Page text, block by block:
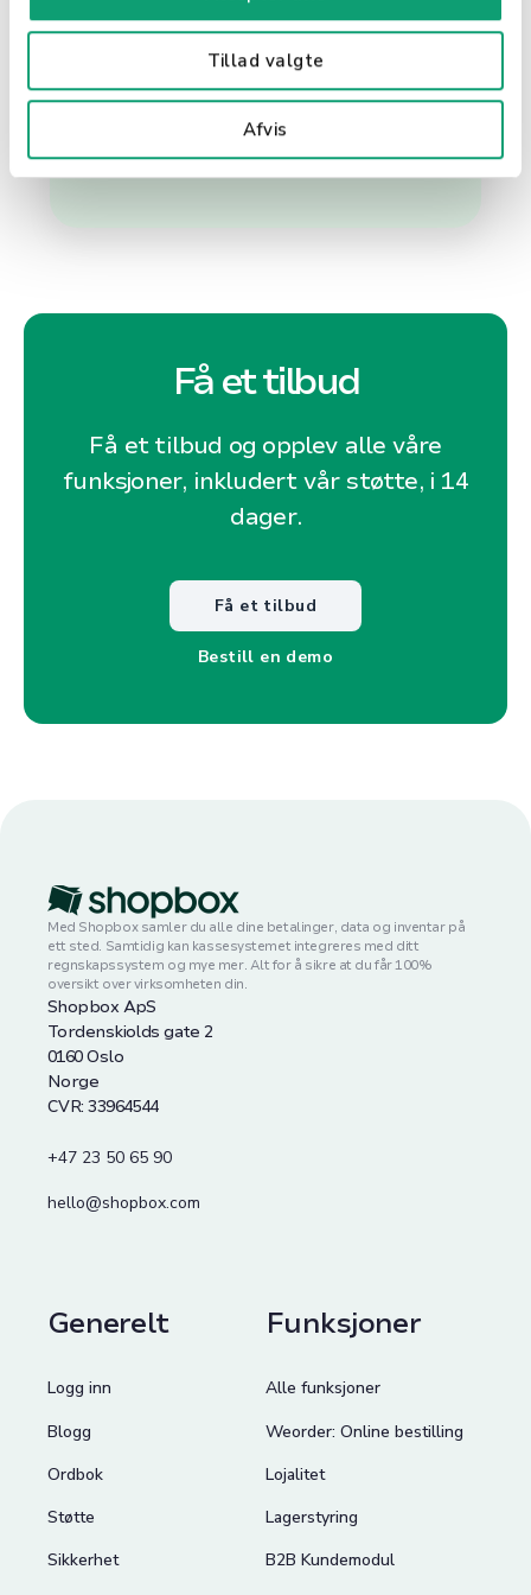
Tillad valgte
Afvis
kjøpe aksjer, kryptovaluta og andre
finansielle produkter, tilrettelegger
Revolut for en moderne og
Få et tilbud
Få et tilbud og opplev alle våre
funksjoner, inkludert vår støtte, i 14
dager.
Få et tilbud
Bestill en demo
Med Shopbox samler du alle dine betalinger, data og inventar på
ett sted. Samtidig kan kassesystemet integreres med ditt
regnskapssystem og mye mer. Alt for å sikre at du får 100%
oversikt over virksomheten din.
Shopbox ApS
Tordenskiolds gate 2
0160 Oslo
Norge
CVR: 33964544
+47 23 50 65 90
hello@shopbox.com
Generelt
Logg inn
Blogg
Ordbok
Støtte
Sikkerhet
Funksjoner
Alle funksjoner
Weorder: Online bestilling
Lojalitet
Lagerstyring
B2B Kundemodul